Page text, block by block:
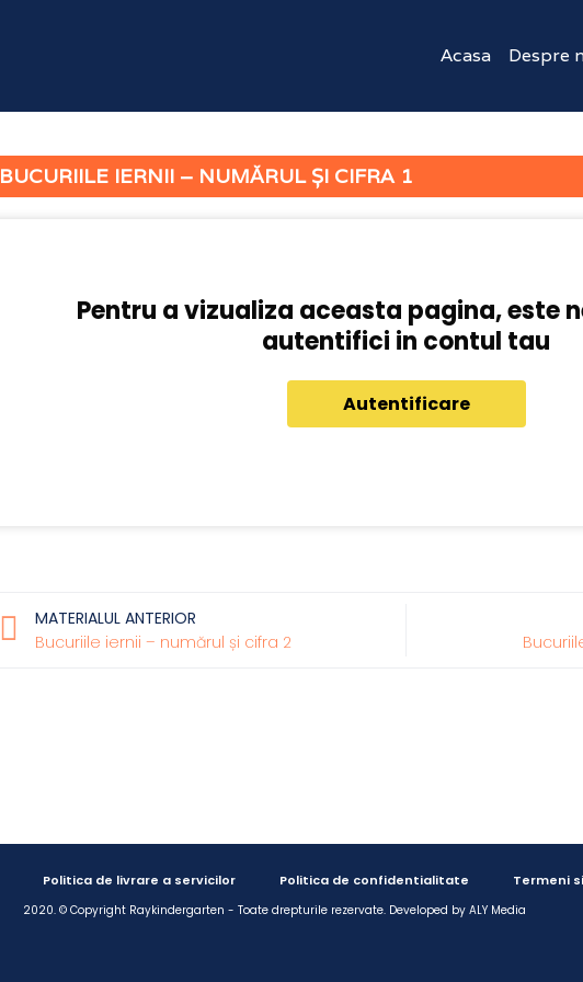
Acasa Despre
BUCURIILE IERNII – NUMĂRUL ȘI CIFRA 1
Pentru a vizualiza aceasta pagina, este
autentifici in contul tau
Autentificare
MATERIALUL ANTERIOR
Bucuriile iernii – numărul și cifra 2
Politica de livrare a servicilor Politica de confidentialitate Termeni
2020. © Copyright Raykindergarten - Toate drepturile rezervate. Developed by ALY Media